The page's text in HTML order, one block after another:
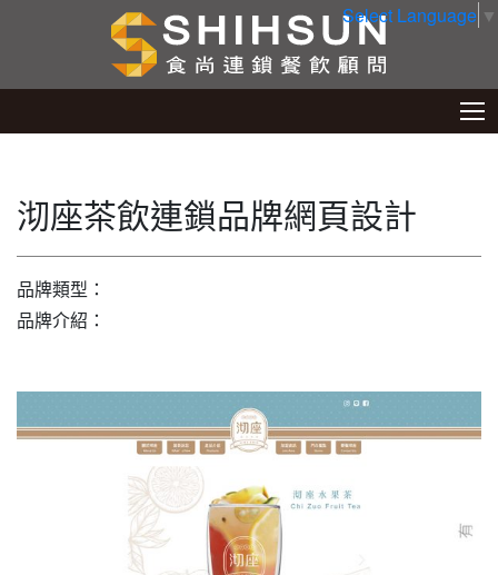
Select Language ▼
沏座茶飲連鎖品牌網頁設計
品牌類型：
品牌介紹：